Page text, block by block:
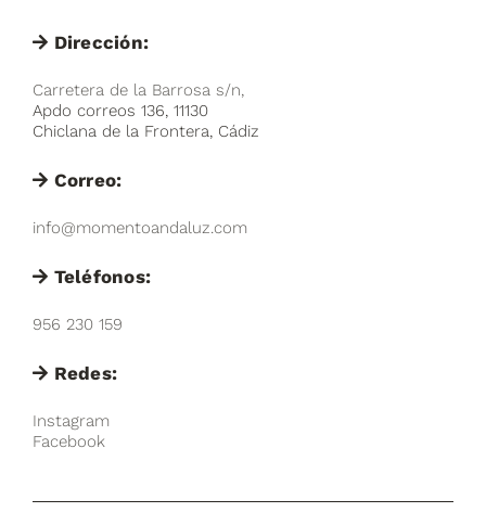
Dirección:
Carretera de la Barrosa s/n,
Apdo correos 136, 11130
Chiclana de la Frontera, Cádiz
Correo:
info@momentoandaluz.com
Teléfonos:
956 230 159
Redes:
Instagram
Facebook